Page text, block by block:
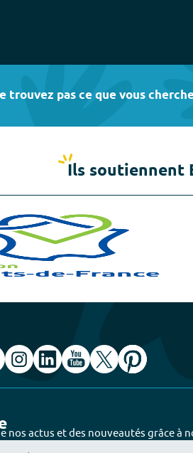
trouvez pas ce que vous
Ils soutiennent
nos actus et des nouveautés grâce à